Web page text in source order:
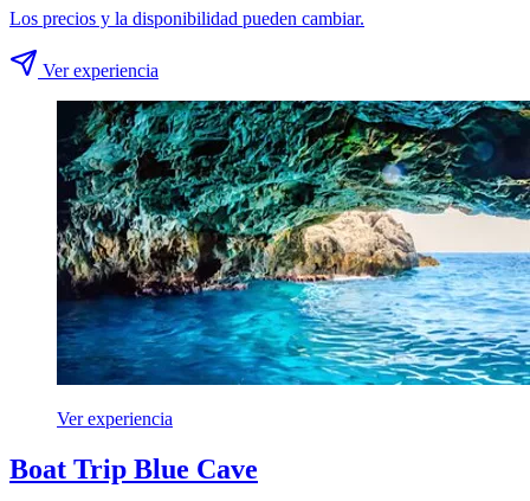
Los precios y la disponibilidad pueden cambiar.
Ver experiencia
Ver experiencia
Boat Trip Blue Cave